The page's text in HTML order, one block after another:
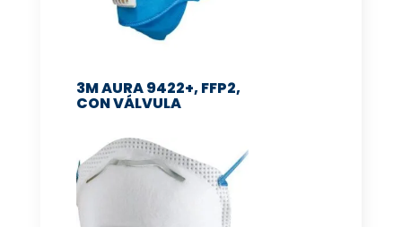
3M AURA 9422+, FFP2,
CON VÁLVULA